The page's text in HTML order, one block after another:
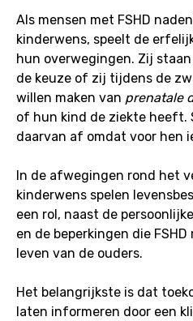
kinderwens?
Als mensen met FSHD
kinderwens, speelt de
hun overwegingen. Zij
de keuze of zij tijdens de
willen maken van prenatale
of hun kind de ziekte heeft.
daarvan af omdat voor hen
In de afwegingen rond het
kinderwens spelen
een rol, naast de
en de beperkingen die
leven van de ouders.
Het belangrijkste is dat
laten informeren door een